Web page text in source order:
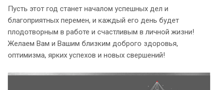
​​​​​​​Пусть этот год станет началом успешных дел и
благоприятных перемен, и каждый его день будет
плодотворным в работе и счастливым в личной жизни!
​​​​​​​Желаем Вам и Вашим близким доброго здоровья,
оптимизма, ярких успехов и новых свершений!